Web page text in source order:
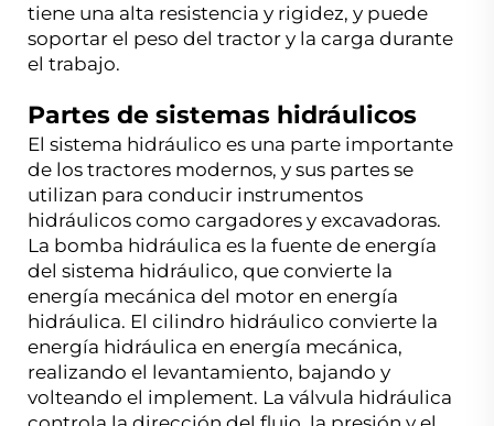
tiene una alta resistencia y rigidez, y puede
soportar el peso del tractor y la carga durante
el trabajo.
Partes de sistemas hidráulicos
El sistema hidráulico es una parte importante
de los tractores modernos, y sus partes se
utilizan para conducir instrumentos
hidráulicos como cargadores y excavadoras.
La bomba hidráulica es la fuente de energía
del sistema hidráulico, que convierte la
energía mecánica del motor en energía
hidráulica. El cilindro hidráulico convierte la
energía hidráulica en energía mecánica,
realizando el levantamiento, bajando y
volteando el implement. La válvula hidráulica